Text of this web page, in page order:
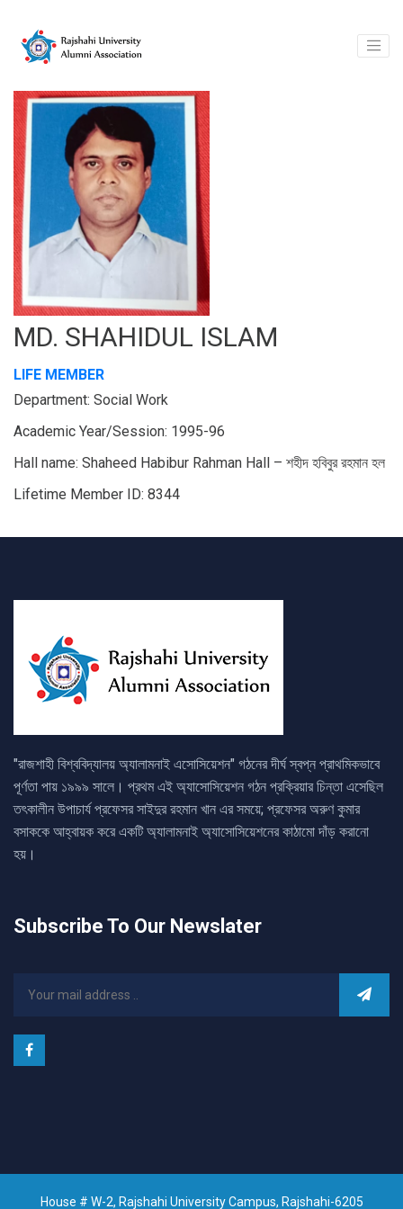
MD. SHAHIDUL ISLAM
LIFE MEMBER
Department: Social Work
Academic Year/Session: 1995-96
Hall name: Shaheed Habibur Rahman Hall – শহীদ হবিবুর রহমান হল
Lifetime Member ID: 8344
"রাজশাহী বিশ্ববিদ্যালয় অ্যালামনাই এসোসিয়েশন" গঠনের দীর্ঘ স্বপ্ন প্রাথমিকভাবে
পূর্ণতা পায় ১৯৯৯ সালে। প্রথম এই অ্যাসোসিয়েশন গঠন প্রক্রিয়ার চিন্তা এসেছিল
তৎকালীন উপাচার্য প্রফেসর সাইদুর রহমান খান এর সময়ে; প্রফেসর অরুণ কুমার
বসাককে আহ্বায়ক করে একটি অ্যালামনাই অ্যাসোসিয়েশনের কাঠামো দাঁড় করানো
হয়।
Subscribe To Our Newslater
House # W-2, Rajshahi University Campus, Rajshahi-6205